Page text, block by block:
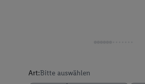
Art:Bitte auswählen